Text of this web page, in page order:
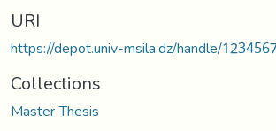
URI
https://depot.univ-msila.dz/handle/
Collections
Master Thesis